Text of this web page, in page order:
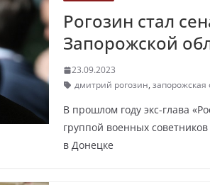
Рогозин стал
Запорожской
23.09.2023
дмитрий рогозин, запорожская
В прошлом году экс-глава
группой военных
в Донецке